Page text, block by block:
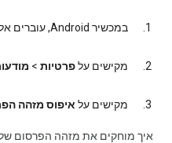
במכשיר Android, עוברים אל
מקישים עלפרטיות >
מקישים על איפוס מזהה
איך מוחקים את מזהה הפרסום